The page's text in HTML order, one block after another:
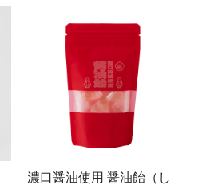
濃口醤油使用 醤油飴（し